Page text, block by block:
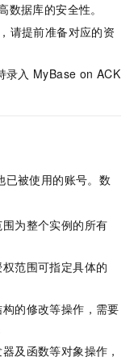
数据库的安全性。
请提前准备对应的资
录入 MyBase on ACK
已被使用的账号。数
为整个实例的所有
范围可指定具体的
的修改等操作，需要
及函数等对象操作，